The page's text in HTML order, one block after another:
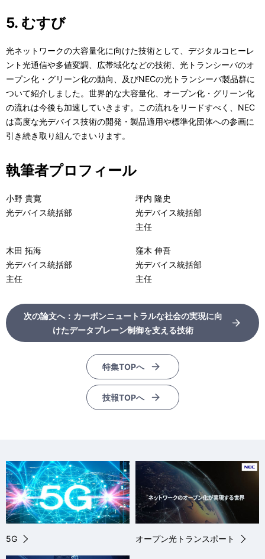
5. むすび
光ネットワークの大容量化に向けた技術として、デジタルコヒーレ
ント光通信や多値変調、広帯域化などの技術、光トランシーバのオ
ープン化・グリーン化の動向、及びNECの光トランシーバ製品群に
ついて紹介しました。世界的な大容量化、オープン化・グリーン化
の流れは今後も加速していきます。この流れをリードすべく、NEC
は高度な光デバイス技術の開発・製品適用や標準化団体への参画に
引き続き取り組んでまいります。
執筆者プロフィール
小野 貴寛
光デバイス統括部
坪内 隆史
光デバイス統括部
主任
木田 拓海
光デバイス統括部
主任
窪木 伸吾
光デバイス統括部
主任
次の論文へ：カーボンニュートラルな社会の実現に向
けたデータプレーン制御を支える技術
特集TOPへ
技報TOPへ
5G オープン光トランスポート